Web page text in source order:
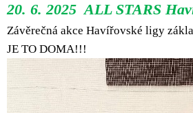
20. 6. 2025 ALL STARS
Závěrečná akce Havířovské ligy
JE TO DOMA!!!